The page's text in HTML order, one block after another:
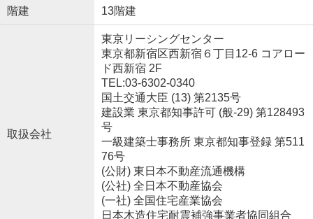
階建 13階建
取扱会社
東京リーシングセンター
東京都新宿区西新宿６丁目12-6 コアロー
ド西新宿 2F
TEL:03-6302-0340
国土交通大臣 (13) 第2135号
建設業 東京都知事許可 (般-29) 第128493
号
一級建築士事務所 東京都知事登録 第511
76号
(公財) 東日本不動産流通機構
(公社) 全日本不動産協会
(一社) 全国住宅産業協会
日本木造住宅耐震補強事業者協同組合